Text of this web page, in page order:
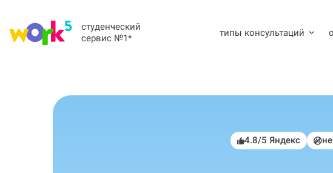
студенческий
сервис №1* типы консультаций
4.8/5 Яндекс